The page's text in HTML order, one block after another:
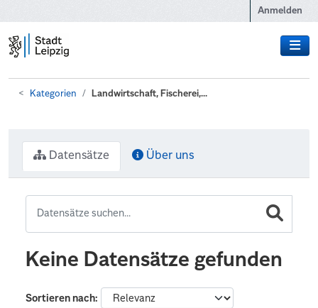
Anmelden
Kategorien Landwirtschaft, Fischerei,...
Datensätze Über uns
Keine Datensätze gefunden
Sortieren nach